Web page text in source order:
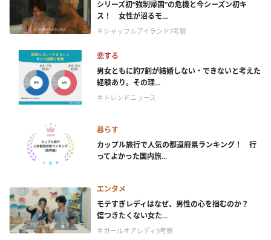
シリーズ初“強制帰国”の危機と今シーズン初キ
ス！ 女性が沼るモ...
＃シャッフルアイランド7考察
恋する
男女ともに約7割が結婚しない・できないと考えた
経験あり。その理...
＃トレンドニュース
暮らす
カップル旅行で人気の都道府県ランキング！ 行
ってよかった国内旅...
エンタメ
モテすぎレディはなぜ、男性の心を掴むのか？
傷つきたくない女た...
＃ガールオアレディ3考察